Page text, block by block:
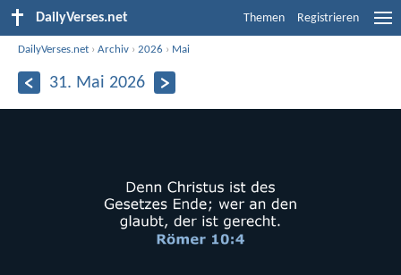
DailyVerses.net Themen Registrieren
DailyVerses.net ›Archiv ›2026 › Mai
31. Mai 2026